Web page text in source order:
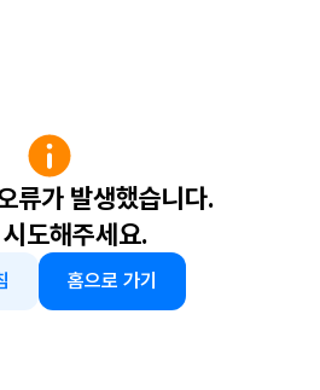
류가 발생했습니다.
도해주세요.
홈으로 가기